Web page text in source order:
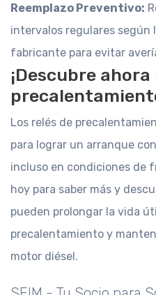
Reemplazo Preventivo:
intervalos regulares según
fabricante para evitar
¡Descubre
Los relés de
para lograr un arranque
incluso en condiciones de
hoy para saber más y
pueden prolongar la vida
precalentamiento y
motor diésel.